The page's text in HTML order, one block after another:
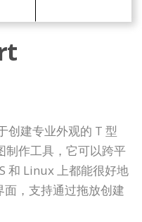
建专业外观的 T 型
制作工具，它可以跨平
和 Linux 上都能很好地
，支持通过拖放创建